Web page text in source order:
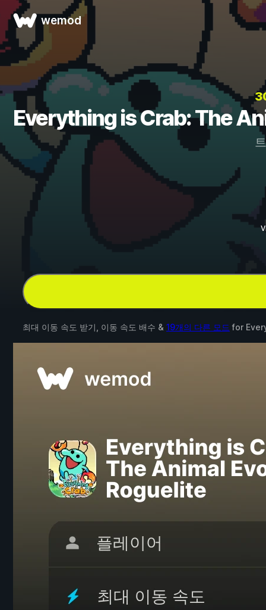
wemod
Everything is Crab: The
최대 이동 속도 받기, 이동 속도 배수 & 19개의 다른 모드 for